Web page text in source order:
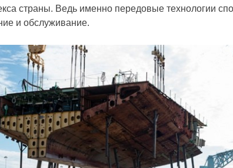
страны. Ведь именно передовые технологии
и обслуживание.